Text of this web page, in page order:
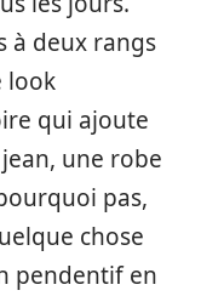
à deux rangs
look
qui ajoute
une robe
pas,
chose
pendentif en